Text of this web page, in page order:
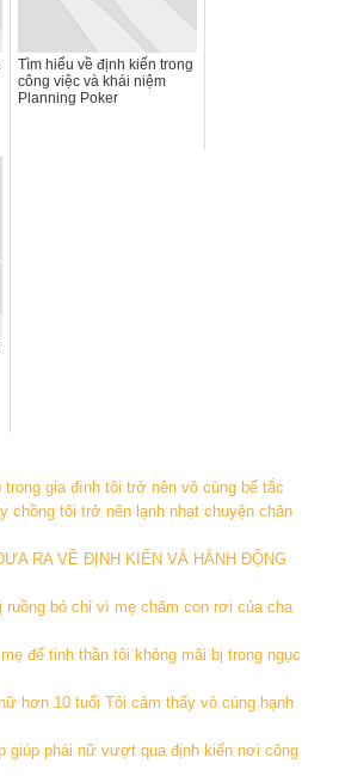
Tìm hiểu về định kiến trong
công việc và khái niệm
Planning Poker
trong gia đình tôi trở nên vô cùng bế tắc
chồng tôi trở nên lạnh nhạt chuyện chăn
RA VỀ ĐỊNH KIẾN VÀ HÀNH ĐỘNG
ruồng bỏ chỉ vì mẹ chăm con rơi của cha
để tinh thần tôi không mãi bị trong ngục
hơn 10 tuổi Tôi cảm thấy vô cùng hạnh
giúp phái nữ vượt qua định kiến nơi công